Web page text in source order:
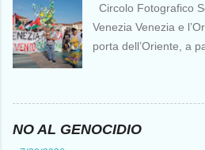
Circolo Fotografico
Venezia Venezia e
porta dell’Oriente, a
di cantierizzazione
per tutti i crociati
le crociate fornirono ai
NO AL GENOCIDIO